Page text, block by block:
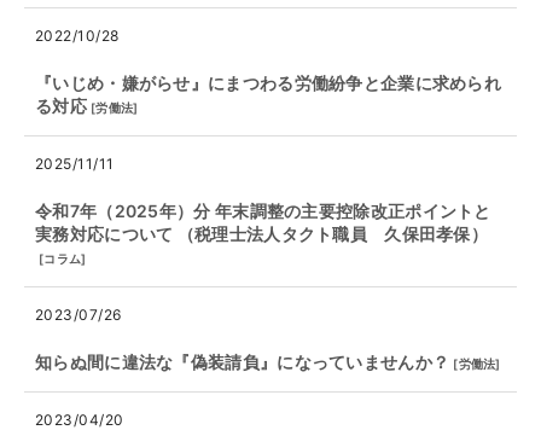
2022/10/28
『いじめ・嫌がらせ』にまつわる労働紛争と企業に求められ
る対応 [労働法]
2025/11/11
令和7年（2025年）分 年末調整の主要控除改正ポイントと
実務対応について （税理士法人タクト職員 久保田孝保）
[コラム]
2023/07/26
知らぬ間に違法な『偽装請負』になっていませんか？ [労働法]
2023/04/20